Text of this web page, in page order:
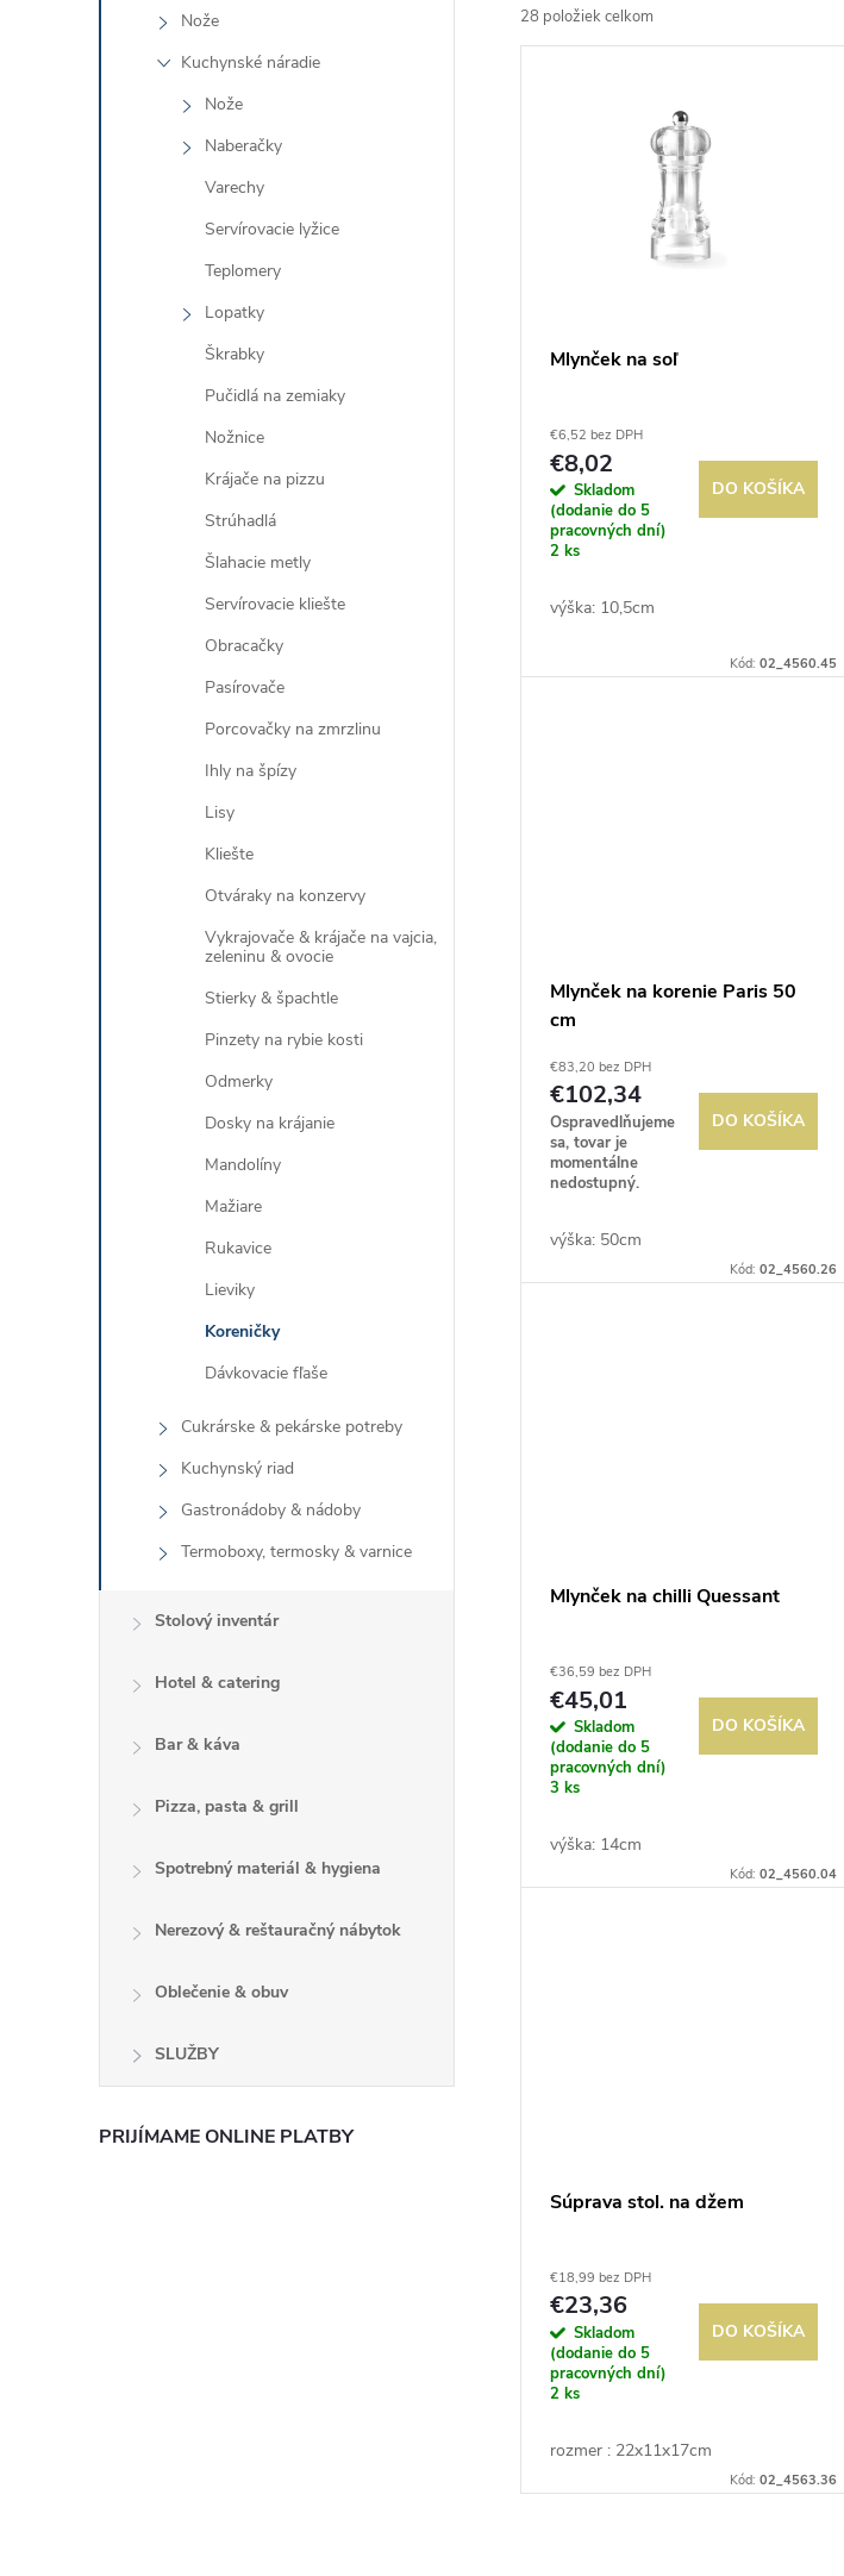
Nože
Kuchynské náradie
Nože
Naberačky
Varechy
Servírovacie lyžice
Teplomery
Lopatky
Škrabky
Pučidlá na zemiaky
Nožnice
Krájače na pizzu
Strúhadlá
Šlahacie metly
Servírovacie kliešte
Obracačky
Pasírovače
Porcovačky na zmrzlinu
Ihly na špízy
Lisy
Kliešte
Otváraky na konzervy
Vykrajovače & krájače na vajcia,
zeleninu & ovocie
Stierky & špachtle
Pinzety na rybie kosti
Odmerky
Dosky na krájanie
Mandolíny
Mažiare
Rukavice
Lieviky
Koreničky
Dávkovacie fľaše
Cukrárske & pekárske potreby
Kuchynský riad
Gastronádoby & nádoby
Termoboxy, termosky & varnice
Stolový inventár
Hotel & catering
Bar & káva
Pizza, pasta & grill
Spotrebný materiál & hygiena
Nerezový & reštauračný nábytok
Oblečenie & obuv
SLUŽBY
PRIJÍMAME ONLINE PLATBY
d
28 položiek celkom
k
Mlynček na soľ
€6,52 bez DPH
€8,02
Skladom
(dodanie do 5
pracovných dní)
2 ks
DO KOŠÍKA
výška: 10,5cm
Kód:02_4560.45
Mlynček na korenie Paris 50
cm
€83,20 bez DPH
€102,34
Ospravedlňujeme
sa, tovar je
momentálne
nedostupný.
DO KOŠÍKA
výška: 50cm
Kód:02_4560.26
Mlynček na chilli Quessant
€36,59 bez DPH
€45,01
Skladom
(dodanie do 5
pracovných dní)
3 ks
DO KOŠÍKA
výška: 14cm
Kód:02_4560.04
Súprava stol. na džem
€18,99 bez DPH
€23,36
Skladom
(dodanie do 5
pracovných dní)
2 ks
DO KOŠÍKA
rozmer : 22x11x17cm
Kód:02_4563.36